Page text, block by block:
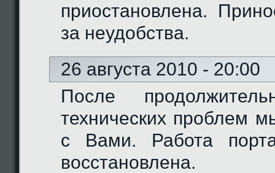
приостановлена.
за неудобства.
26 августа 2010 - 20:00
После
технических проблем
с Вами. Работа
восстановлена.